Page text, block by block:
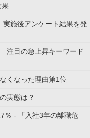
実施後アンケート結果を発
注目の急上昇キーワード
くなった理由第1位
実態は？
％ - 「入社3年の離職危